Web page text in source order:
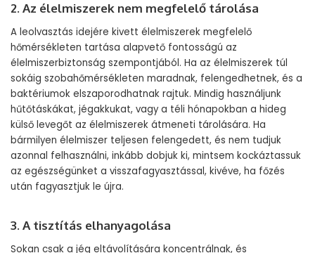
2. Az élelmiszerek nem megfelelő tárolása
A leolvasztás idejére kivett élelmiszerek megfelelő
hőmérsékleten tartása alapvető fontosságú az
élelmiszerbiztonság szempontjából. Ha az élelmiszerek túl
sokáig szobahőmérsékleten maradnak, felengedhetnek, és a
baktériumok elszaporodhatnak rajtuk. Mindig használjunk
hűtőtáskákat, jégakkukat, vagy a téli hónapokban a hideg
külső levegőt az élelmiszerek átmeneti tárolására. Ha
bármilyen élelmiszer teljesen felengedett, és nem tudjuk
azonnal felhasználni, inkább dobjuk ki, mintsem kockáztassuk
az egészségünket a visszafagyasztással, kivéve, ha főzés
után fagyasztjuk le újra.
3. A tisztítás elhanyagolása
Sokan csak a jég eltávolítására koncentrálnak, és